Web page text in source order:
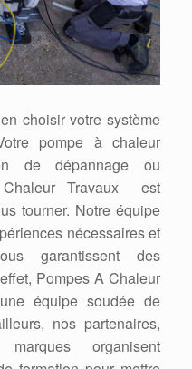
choisir votre système
pompe à chaleur
de dépannage ou
Travaux est
tourner. Notre équipe
nécessaires et
garantissent des
Pompes A Chaleur
équipe soudée de
nos partenaires,
organisent